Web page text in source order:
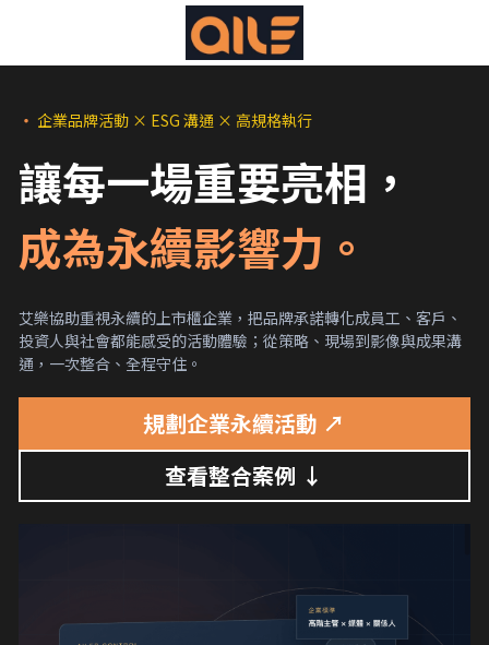
・ 企業品牌活動 × ESG 溝通 × 高規格執行
讓每一場重要亮相，
成為永續影響力。
艾樂協助重視永續的上市櫃企業，把品牌承諾轉化成員工、客戶、
投資人與社會都能感受的活動體驗；從策略、現場到影像與成果溝
通，一次整合、全程守住。
規劃企業永續活動 ↗
查看整合案例 ↓